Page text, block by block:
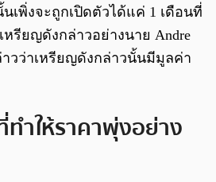
เพิ่งจะถูกเปิดตัวได้แค่ 1 เดือนที่
รียญดังกล่าวอย่างนาย Andre
าวว่าเหรียญดังกล่าวนั้นมีมูลค่า
ทำให้ราคาพุ่งอย่าง